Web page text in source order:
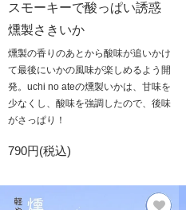
スモーキーで酸っぱい誘惑
燻製さきいか
燻製の香りのあとから酸味が追いかけ
て最後にいかの風味が楽しめるよう開
発。uchi no ateの燻製いかは、甘味を
少なくし、酸味を強調したので、後味
がさっぱり！
790円(税込)